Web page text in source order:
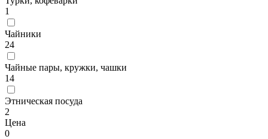
1
Чайники
24
Чайные пары, кружки, чашки
14
Этническая посуда
2
Цена
0